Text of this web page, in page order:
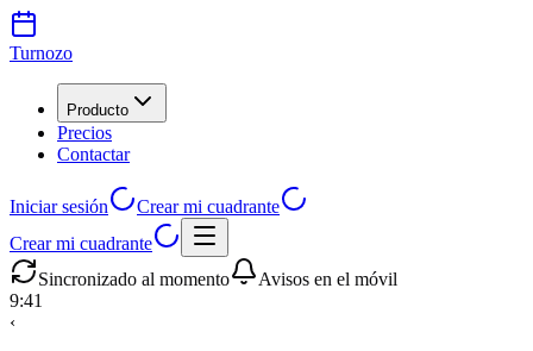
Turnozo
Producto
Precios
Contactar
Iniciar sesión
Crear mi cuadrante
Crear mi cuadrante
Sincronizado al momento
Avisos en el móvil
9:41
‹